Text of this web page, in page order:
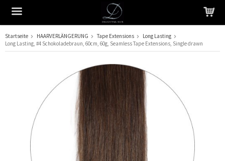
Das Produkt wurde in Ihren Warenkorb gelegt
Startseite HAARVERLÄNGERUNG Tape Extensions
Long Lasting
Long Lasting, #4 Schokoladebraun, 60cm, 60g, Seamless Tape Extensions, Single drawn